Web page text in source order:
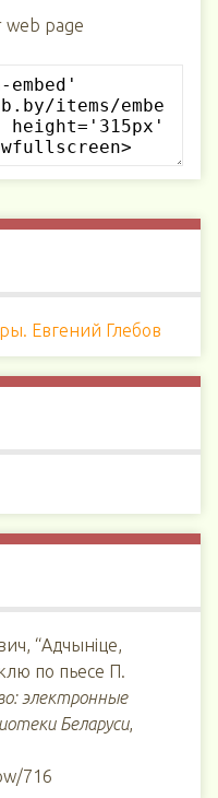
web page
Евгений Глебов
“Адчыніце,
по пьесе П.
электронные
Беларуси,
716